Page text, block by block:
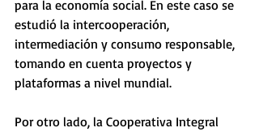
para la economía social. En este caso se
estudió la intercooperación,
intermediación y consumo responsable,
tomando en cuenta proyectos y
plataformas a nivel mundial.
Por otro lado, la Cooperativa Integral